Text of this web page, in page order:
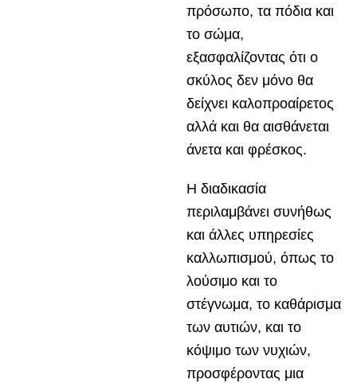
πρόσωπο, τα πόδια και
το σώμα,
εξασφαλίζοντας ότι ο
σκύλος δεν μόνο θα
δείχνει καλοπροαίρετος
αλλά και θα αισθάνεται
άνετα και φρέσκος.
Η διαδικασία
περιλαμβάνει συνήθως
και άλλες υπηρεσίες
καλλωπισμού, όπως το
λούσιμο και το
στέγνωμα, το καθάρισμα
των αυτιών, και το
κόψιμο των νυχιών,
προσφέροντας μια